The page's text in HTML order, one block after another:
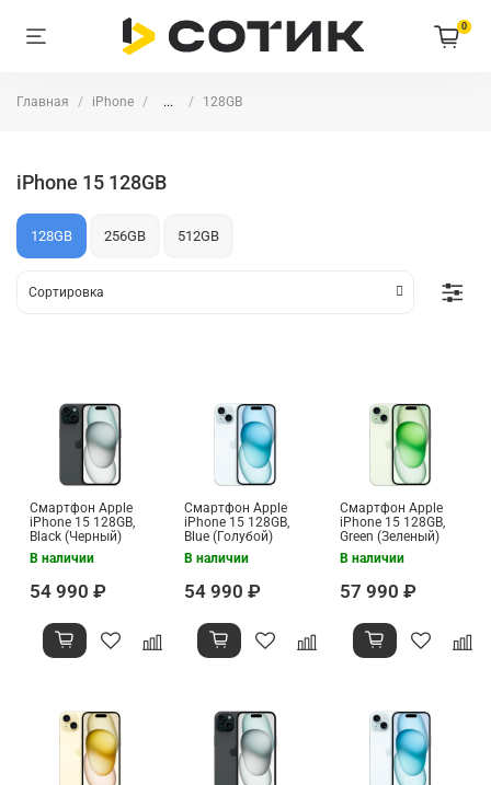
0
Главная iPhone ... 128GB
iPhone 15 128GB
128GB 256GB 512GB
Смартфон Apple
iPhone 15 128GB,
Black (Черный)
В наличии
54 990 ₽
Смартфон Apple
iPhone 15 128GB,
Blue (Голубой)
В наличии
54 990 ₽
Смартфон Apple
iPhone 15 128GB,
Green (Зеленый)
В наличии
57 990 ₽